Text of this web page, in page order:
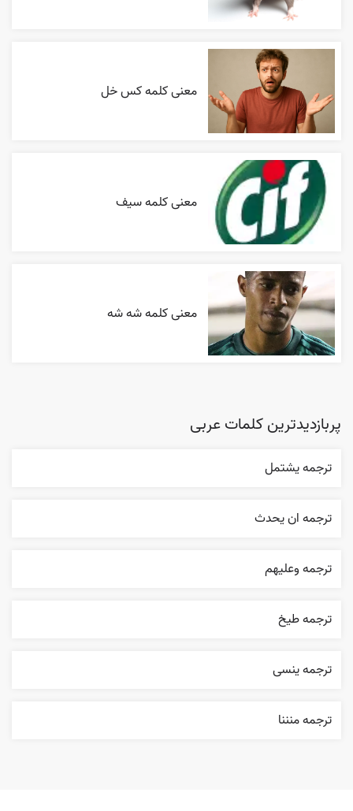
معنی کلمه کس خل
معنی کلمه سیف
معنی کلمه شه شه
پربازدیدترین کلمات عربی
ترجمه يشتمل
ترجمه ان يحدث
ترجمه وعليهم
ترجمه طيخ
ترجمه ینسی
ترجمه منننا